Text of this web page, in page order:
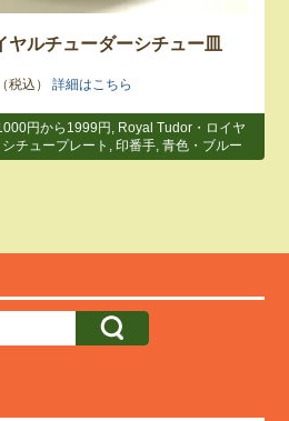
ルチューダーシチュー皿
税込）詳細はこちら
円から1999円 , Royal Tudor・ロイヤ
チュープレート ,印番手,青色・ブルー